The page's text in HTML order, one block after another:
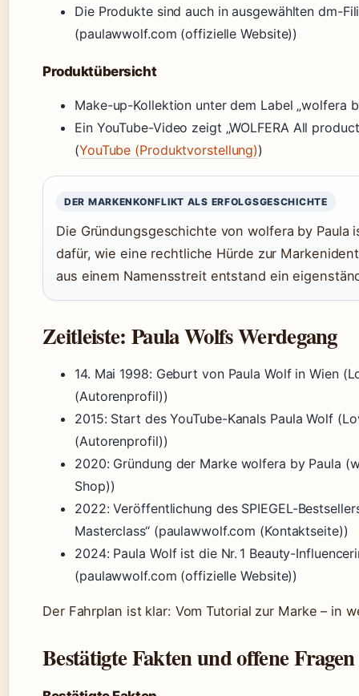
Die Produkte sind auch in ausgewählten dm-
(paulawwolf.com (offizielle Website))
Produktübersicht
Make-up-Kollektion unter dem Label „wolfera
Ein YouTube-Video zeigt „WOLFERA All
(YouTube (Produktvorstellung))
DER MARKENKONFLIKT ALS ERFOLGSGESCHICHTE
Die Gründungsgeschichte von wolfera by Paula
dafür, wie eine rechtliche Hürde zur
aus einem Namensstreit entstand ein
Zeitleiste: Paula Wolfs Werdegang
14. Mai 1998: Geburt von Paula Wolf in Wien
(Autorenprofil))
2015: Start des YouTube-Kanals Paula Wolf
(Autorenprofil))
2020: Gründung der Marke wolfera by Paula
Shop))
2022: Veröffentlichung des SPIEGEL-
Masterclass“ (paulawwolf.com (Kontaktseite))
2024: Paula Wolf ist die Nr. 1 Beauty-
(paulawwolf.com (offizielle Website))
Der Fahrplan ist klar: Vom Tutorial zur Marke – in
Bestätigte Fakten und offene Fragen